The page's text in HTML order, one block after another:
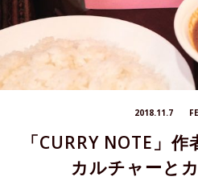
2018.11.7
「CURRY NOTE」
カルチャーと